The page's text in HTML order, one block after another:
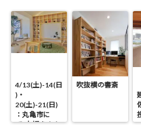
4/13(土)-14(日
)・
20(土)-21(日)
：丸亀市に
て”本好きさん
吹抜横の書斎